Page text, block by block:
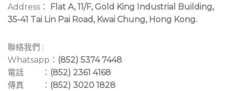
Address：
Flat A, 11/F, Gold King Industrial Building,
35-41 Tai Lin Pai Road, Kwai Chung, Hong Kong.
聯絡我們 :
Whatsapp： (852) 5374 7448
電話 ： (852) 2361 4168
傳真 ： (852) 3020 1828